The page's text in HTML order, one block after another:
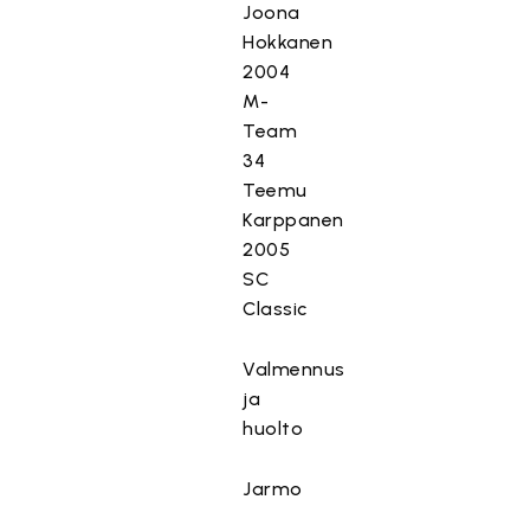
Joona
Hokkanen
2004
M-
Team
34
Teemu
Karppanen
2005
SC
Classic
Valmennus
ja
huolto
Jarmo